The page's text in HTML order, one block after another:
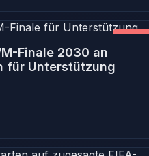
Finale 2030 an
für Unterstützung